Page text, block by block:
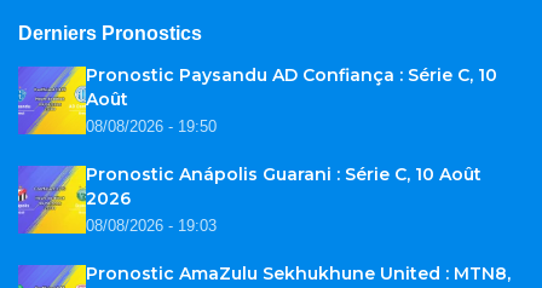
Derniers Pronostics
Pronostic Paysandu AD Confiança : Série C, 10
Août
08/08/2026 - 19:50
Pronostic Anápolis Guarani : Série C, 10 Août
2026
08/08/2026 - 19:03
Pronostic AmaZulu Sekhukhune United : MTN8,